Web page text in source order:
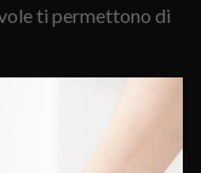
ti permettono di